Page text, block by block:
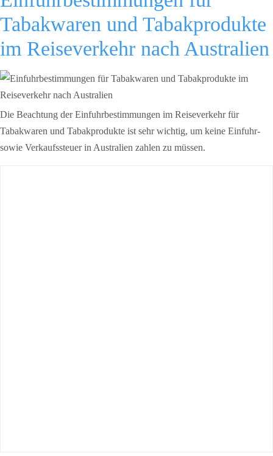
Tabakwaren und Tabakprodukte
im Reiseverkehr nach Australien
Die Beachtung der Einfuhrbestimmungen im Reiseverkehr für
Tabakwaren und Tabakprodukte ist sehr wichtig, um keine Einfuhr-
sowie Verkaufssteuer in Australien zahlen zu müssen.